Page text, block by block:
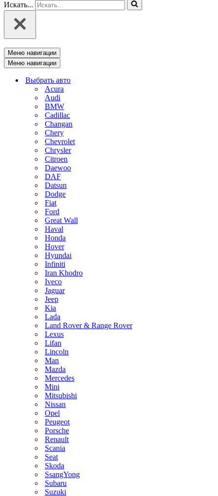
Искать...
Меню навигации
Меню навигации
Выбрать авто
Acura
Audi
BMW
Cadillac
Changan
Chery
Chevrolet
Chrysler
Citroen
Daewoo
DAF
Datsun
Dodge
Fiat
Ford
Great Wall
Haval
Honda
Hover
Hyundai
Infiniti
Iran Khodro
Iveco
Jaguar
Jeep
Kia
Lada
Land Rover & Range Rover
Lexus
Lifan
Lincoln
Man
Mazda
Mercedes
Mini
Mitsubishi
Nissan
Opel
Peugeot
Porsche
Renault
Scania
Seat
Skoda
SsangYong
Subaru
Suzuki